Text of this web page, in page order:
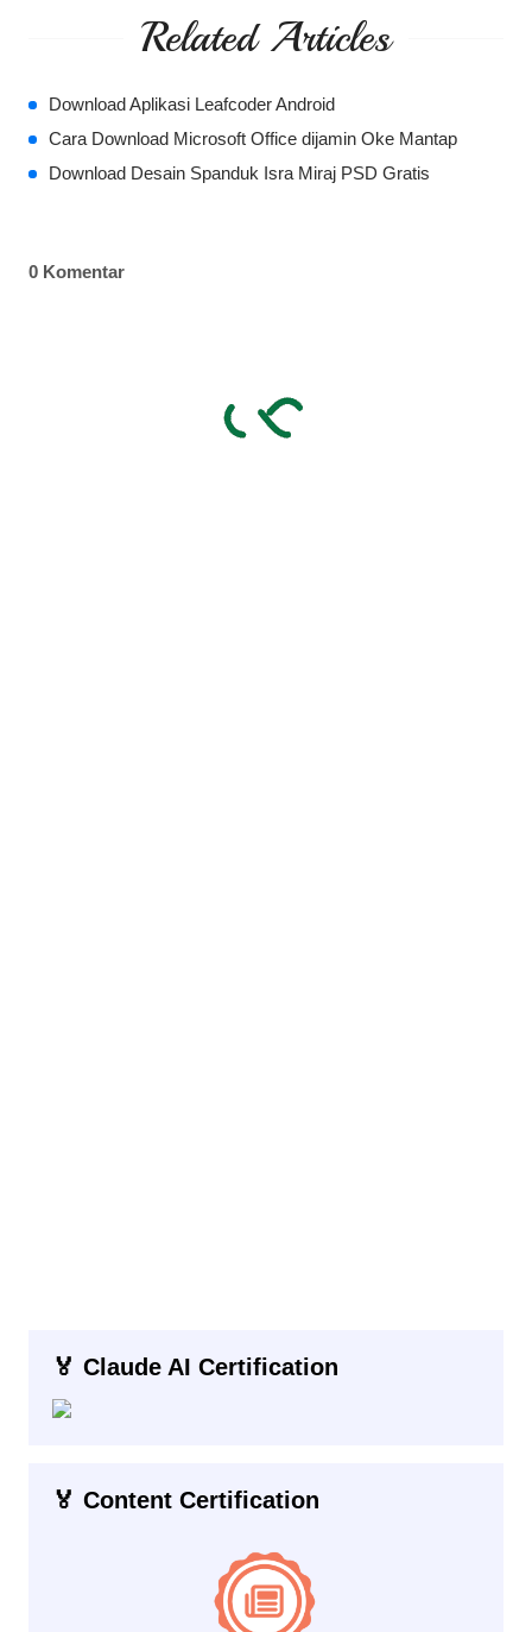
Related Articles
Download Aplikasi Leafcoder Android
Cara Download Microsoft Office dijamin Oke Mantap
Download Desain Spanduk Isra Miraj PSD Gratis
0 Komentar
🏅 Claude AI Certification
🏅 Content Certification